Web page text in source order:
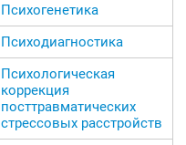
Психогенетика
Психодиагностика
Психологическая
коррекция
посттравматических
стрессовых расстройств